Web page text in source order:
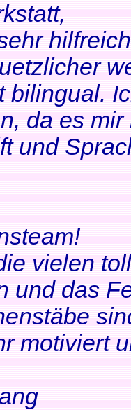
bilingual.
da es
und
vielen
und das
motiviert